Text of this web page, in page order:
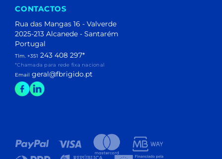
CONTACTOS
Rua das Mangas 16 - Valverde
2025-213 Alcanede - Santarém
Portugal
Tlm. +351 243 408 297*
*Chamada para rede fixa nacional
Email geral@fbrigido.pt